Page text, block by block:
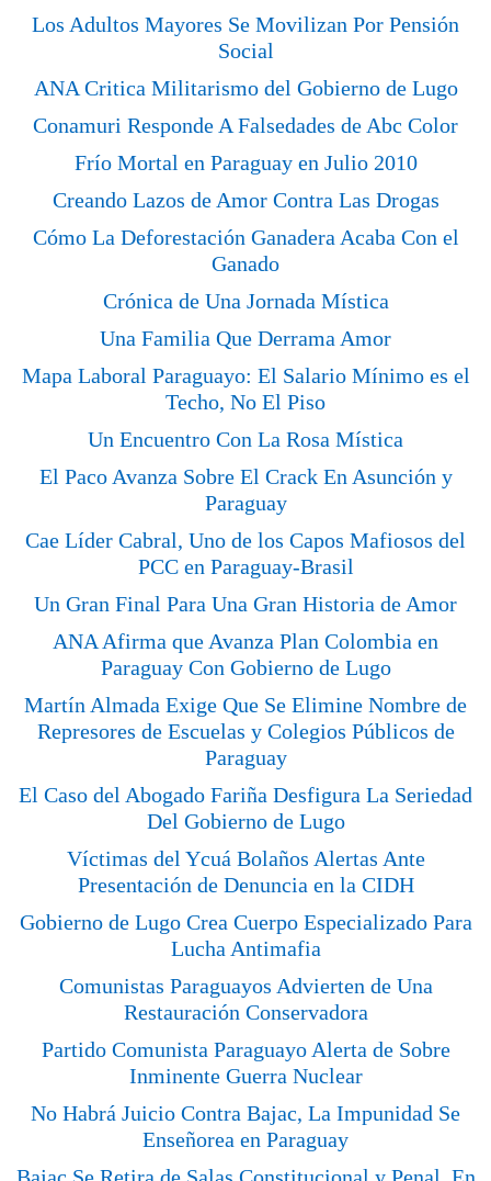
Los Adultos Mayores Se Movilizan Por Pensión
Social
ANA Critica Militarismo del Gobierno de Lugo
Conamuri Responde A Falsedades de Abc Color
Frío Mortal en Paraguay en Julio 2010
Creando Lazos de Amor Contra Las Drogas
Cómo La Deforestación Ganadera Acaba Con el
Ganado
Crónica de Una Jornada Mística
Una Familia Que Derrama Amor
Mapa Laboral Paraguayo: El Salario Mínimo es el
Techo, No El Piso
Un Encuentro Con La Rosa Mística
El Paco Avanza Sobre El Crack En Asunción y
Paraguay
Cae Líder Cabral, Uno de los Capos Mafiosos del
PCC en Paraguay-Brasil
Un Gran Final Para Una Gran Historia de Amor
ANA Afirma que Avanza Plan Colombia en
Paraguay Con Gobierno de Lugo
Martín Almada Exige Que Se Elimine Nombre de
Represores de Escuelas y Colegios Públicos de
Paraguay
El Caso del Abogado Fariña Desfigura La Seriedad
Del Gobierno de Lugo
Víctimas del Ycuá Bolaños Alertas Ante
Presentación de Denuncia en la CIDH
Gobierno de Lugo Crea Cuerpo Especializado Para
Lucha Antimafia
Comunistas Paraguayos Advierten de Una
Restauración Conservadora
Partido Comunista Paraguayo Alerta de Sobre
Inminente Guerra Nuclear
No Habrá Juicio Contra Bajac, La Impunidad Se
Enseñorea en Paraguay